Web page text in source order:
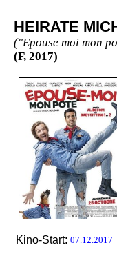
HEIRATE
("Epouse moi mon
(F, 2017)
Kino-Start: 07.12.2017